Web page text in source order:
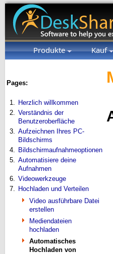
Produkte Kauf
Pages:
1. Herzlich willkommen
2. Verständnis der
Benutzeroberfläche
3. Aufzeichnen Ihres PC-
Bildschirms
4. Bildschirmaufnahmeoptionen
5. Automatisiere deine
Aufnahmen
6. Videowerkzeuge
7. Hochladen und Verteilen
Video ausführbare Datei
erstellen
Mediendateien
hochladen
Automatisches
Hochladen von